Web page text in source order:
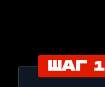
ШАГ 1